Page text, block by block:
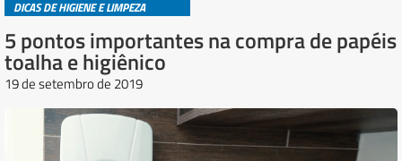
DICAS DE HIGIENE E LIMPEZA
5 pontos importantes na compra de papéis
toalha e higiênico
19 de setembro de 2019